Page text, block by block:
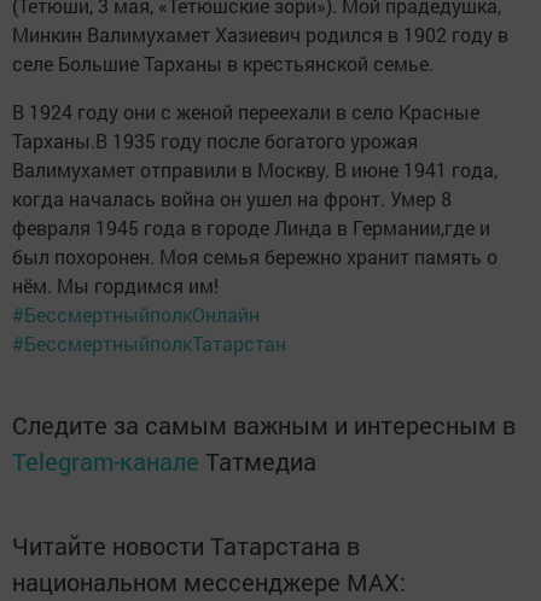
(Тетюши, 3 мая, «Тетюшские зори»). Мой прадедушка,
Минкин Валимухамет Хазиевич родился в 1902 году в
селе Большие Тарханы в крестьянской семье.
В 1924 году они с женой переехали в село Красные
Тарханы.В 1935 году после богатого урожая
Валимухамет отправили в Москву. В июне 1941 года,
когда началась война он ушел на фронт. Умер 8
февраля 1945 года в городе Линда в Германии,где и
был похоронен. Моя семья бережно хранит память о
нём. Мы гордимся им!
#БессмертныйполкОнлайн
#БессмертныйполкТатарстан
Следите за самым важным и интересным в
Telegram-канале Татмедиа
Читайте новости Татарстана в
национальном мессенджере MАХ: